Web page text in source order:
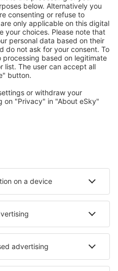
bevallen
accommodaties: hotels,
en meer.
door eSky-
steden
in Santa Veronica
La Ceja